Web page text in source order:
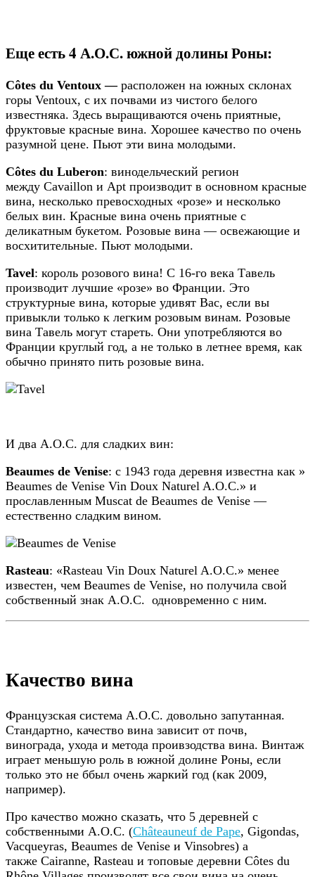
Еще есть 4 А.О.С. южной долины Роны:
Côtes du Ventoux — расположен на южных склонах
горы Ventoux, с их почвами из чистого белого
известняка. Здесь выращиваются очень приятные,
фруктовые красные вина. Хорошее качество по очень
разумной цене. Пьют эти вина молодыми.
Côtes du Luberon: винодельческий регион
между Cavaillon и Apt производит в основном красные
вина, несколько превосходных «розе» и несколько
белых вин. Красные вина очень приятные с
деликатным букетом. Розовые вина — освежающие и
восхитительные. Пьют молодыми.
Tavel: король розового вина! С 16-го века Тавель
производит лучшие «розе» во Франции. Это
структурные вина, которые удивят Вас, если вы
привыкли только к легким розовым винам. Розовые
вина Тавель могут стареть. Они употребляются во
Франции круглый год, а не только в летнее время, как
обычно принято пить розовые вина.
И два А.О.С. для сладких вин:
Beaumes de Venise: с 1943 года деревня известна как »
Beaumes de Venise Vin Doux Naturel A.O.C.» и
прославленным Muscat de Beaumes de Venise —
естественно сладким вином.
Rasteau: «Rasteau Vin Doux Naturel A.O.C.» менее
известен, чем Beaumes de Venise, но получила свой
собственный знак A.O.C. одновременно с ним.
Качество вина
Французская система A.O.C. довольно запутанная.
Стандартно, качество вина зависит от почв,
винограда, ухода и метода проивзодства вина. Винтаж
играет меньшую роль в южной долине Роны, если
только это не ббыл очень жаркий год (как 2009,
например).
Про качество можно сказать, что 5 деревней с
собственными A.O.C. (Châteauneuf de Pape, Gigondas,
Vacqueyras, Beaumes de Venise и Vinsobres) а
также Cairanne, Rasteau и топовые деревни Côtes du